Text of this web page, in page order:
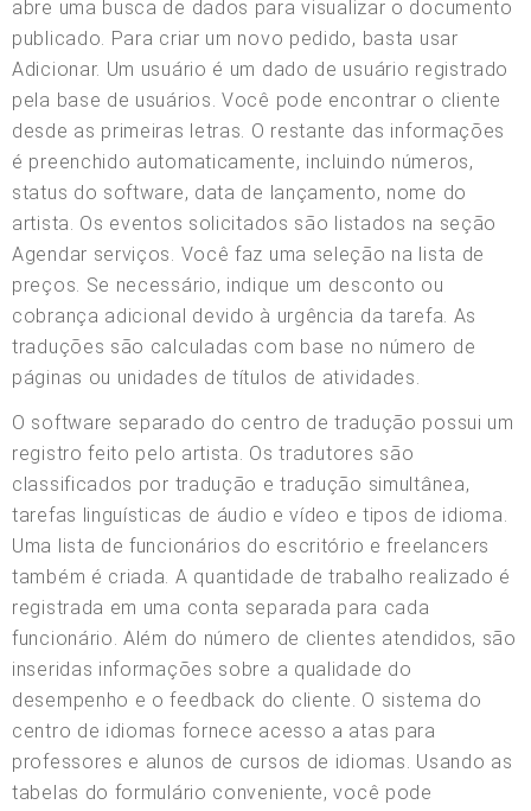
abre uma busca de dados para visualizar o documento
publicado. Para criar um novo pedido, basta usar
Adicionar. Um usuário é um dado de usuário registrado
pela base de usuários. Você pode encontrar o cliente
desde as primeiras letras. O restante das informações
é preenchido automaticamente, incluindo números,
status do software, data de lançamento, nome do
artista. Os eventos solicitados são listados na seção
Agendar serviços. Você faz uma seleção na lista de
preços. Se necessário, indique um desconto ou
cobrança adicional devido à urgência da tarefa. As
traduções são calculadas com base no número de
páginas ou unidades de títulos de atividades.
O software separado do centro de tradução possui um
registro feito pelo artista. Os tradutores são
classificados por tradução e tradução simultânea,
tarefas linguísticas de áudio e vídeo e tipos de idioma.
Uma lista de funcionários do escritório e freelancers
também é criada. A quantidade de trabalho realizado é
registrada em uma conta separada para cada
funcionário. Além do número de clientes atendidos, são
inseridas informações sobre a qualidade do
desempenho e o feedback do cliente. O sistema do
centro de idiomas fornece acesso a atas para
professores e alunos de cursos de idiomas. Usando as
tabelas do formulário conveniente, você pode